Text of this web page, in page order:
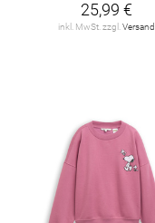
25,99 €
inkl. MwSt. zzgl. Versand